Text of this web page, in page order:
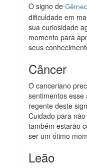
O signo de
dificuldade em
sua curiosidade
momento para
seus
Câncer
O canceriano
sentimentos esse
regente deste
Cuidado para
também estarão
ser um ótimo
Leão